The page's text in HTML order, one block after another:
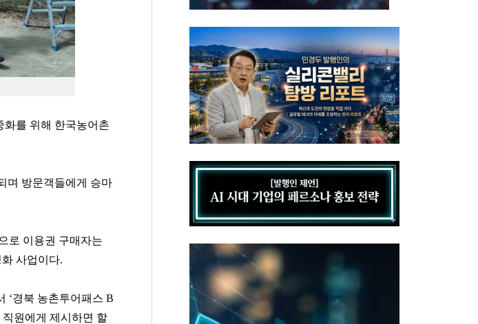
화를 위해 한국농어촌
며 방문객들에게 승마
로 이용권 구매자는
사업이다.
‘경북 농촌투어패스 B
원에게 제시하면 할